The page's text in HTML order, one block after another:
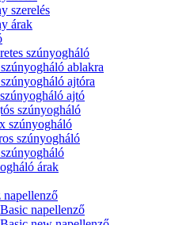
szerelés
árak
szúnyogháló
ablakra
ajtóra
ajtó
szúnyogháló
szúnyogháló
szúnyogháló
árak
napellenző
Basic napellenző